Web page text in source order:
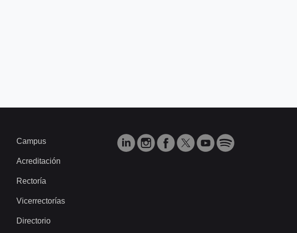
Campus
Acreditación
Rectoría
Vicerrectorías
Directorio